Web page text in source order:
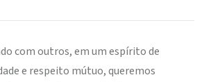
com outros, em um espírito de
e respeito mútuo, queremos